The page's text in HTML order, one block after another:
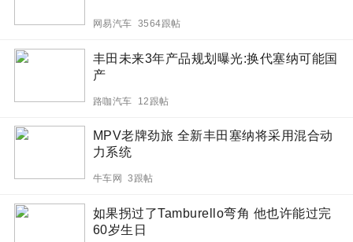
网易汽车 3564跟帖
丰田未来3年产品规划曝光:换代塞纳可能国
产
路咖汽车 12跟帖
MPV老牌劲旅 全新丰田塞纳将采用混合动
力系统
牛车网 3跟帖
如果拐过了Tamburello弯角 他也许能过完
60岁生日